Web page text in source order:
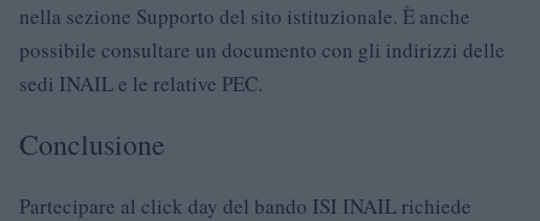
nella sezione Supporto del sito istituzionale. È anche
possibile consultare un documento con gli indirizzi delle
sedi INAIL e le relative PEC.
Conclusione
Partecipare al click day del bando ISI INAIL richiede